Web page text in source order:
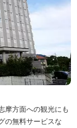
摩方面への観光にも
の無料サービスな